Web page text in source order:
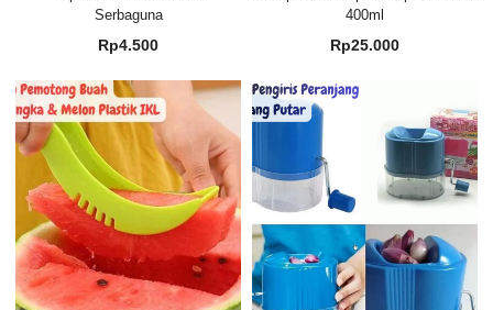
Serbaguna
Rp4.500
400ml
Rp25.000